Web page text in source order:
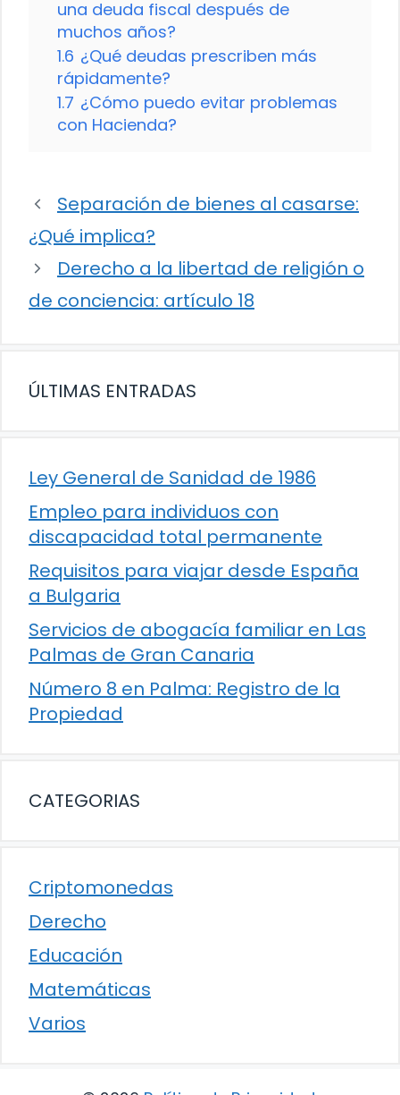
una deuda fiscal después de
muchos años?
1.6 ¿Qué deudas prescriben más
rápidamente?
1.7 ¿Cómo puedo evitar problemas
con Hacienda?
Separación de bienes al casarse:
¿Qué implica?
Derecho a la libertad de religión o
de conciencia: artículo 18
ÚLTIMAS ENTRADAS
Ley General de Sanidad de 1986
Empleo para individuos con
discapacidad total permanente
Requisitos para viajar desde España
a Bulgaria
Servicios de abogacía familiar en Las
Palmas de Gran Canaria
Número 8 en Palma: Registro de la
Propiedad
CATEGORIAS
Criptomonedas
Derecho
Educación
Matemáticas
Varios